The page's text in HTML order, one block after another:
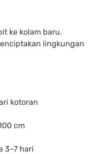
ke kolam baru.
lingkungan
kotoran
cm
3–7 hari